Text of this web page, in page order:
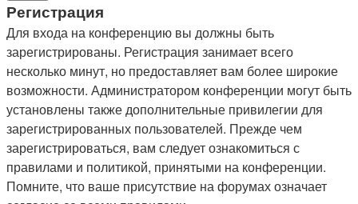
Регистрация
Для входа на конференцию вы должны быть
зарегистрированы. Регистрация занимает всего
несколько минут, но предоставляет вам более широкие
возможности. Администратором конференции могут быть
установлены также дополнительные привилегии для
зарегистрированных пользователей. Прежде чем
зарегистрироваться, вам следует ознакомиться с
правилами и политикой, принятыми на конференции.
Помните, что ваше присутствие на форумах означает